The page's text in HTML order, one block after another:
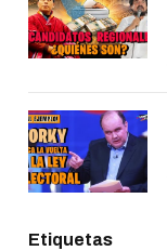
Etiquetas